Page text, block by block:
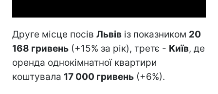
Друге місце посів Львів із показником 20
168 гривень (+15% за рік), третє - Київ, де
оренда однокімнатної квартири
коштувала 17 000 гривень (+6%).